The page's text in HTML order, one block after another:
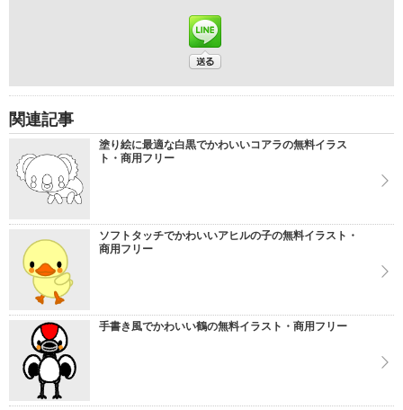
関連記事
塗り絵に最適な白黒でかわいいコアラの無料イラス
ト・商用フリー
ソフトタッチでかわいいアヒルの子の無料イラスト・
商用フリー
手書き風でかわいい鶴の無料イラスト・商用フリー